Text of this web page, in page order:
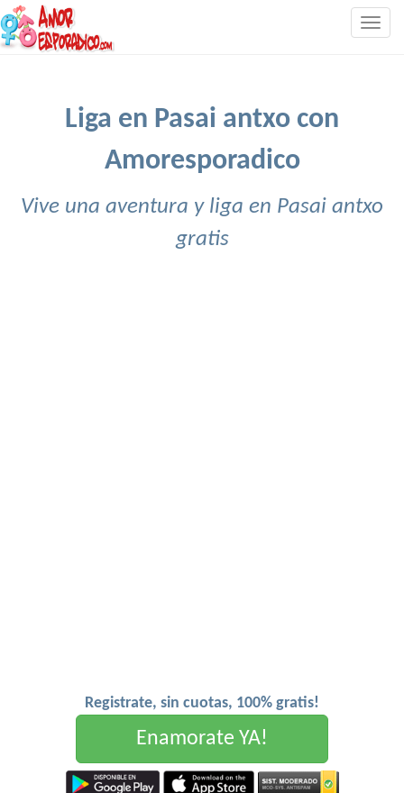
Liga en Pasai antxo con
Amoresporadico
Vive una aventura y liga en Pasai antxo
gratis
Registrate, sin cuotas, 100% gratis!
Enamorate YA!